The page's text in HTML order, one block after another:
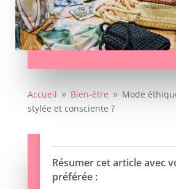
Accueil 9 Bien-être 9 Mode
stylée et consciente ?
Résumer cet article avec
préférée :